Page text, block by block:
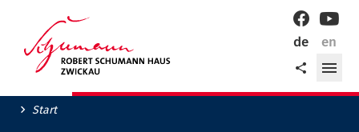
Stadt
de
en
Teilen
Facebook
Start